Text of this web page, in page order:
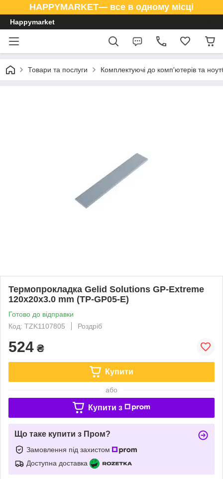
HAPPYMARKET— все в одному місці
Happymarket
Товари та послуги Комплектуючі до комп'ютерів та
Термопрокладка Gelid Solutions GP-Extreme
120x20x3.0 mm (TP-GP05-E)
Готово до відправки
Код: TZK1107805
Роздріб
524 ₴
Купити
або
Купити з
Що таке купити з Пром?
Замовлення під захистом
Доступна доставка